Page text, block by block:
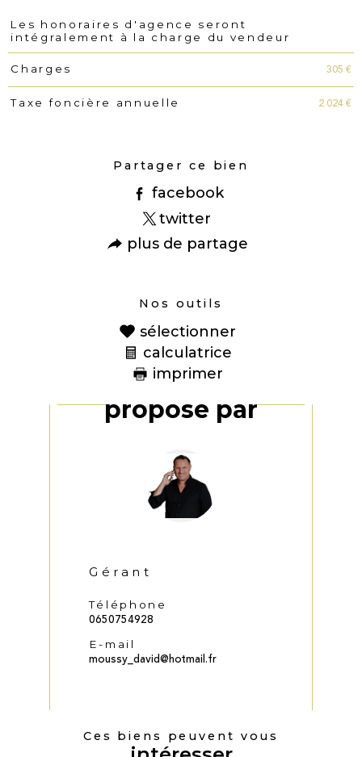
Caractéristiques Valeurs
Les honoraires d'agence seront
intégralement à la charge du vendeur
Charges 305 €
Taxe foncière annuelle 2 024 €
Partager ce bien
facebook
twitter
plus de partage
Nos outils
sélectionner
calculatrice
imprimer
Ce bien vous est
proposé par
Gérant
Téléphone
0650754928
E-mail
moussy_david@hotmail.fr
Ces biens peuvent vous